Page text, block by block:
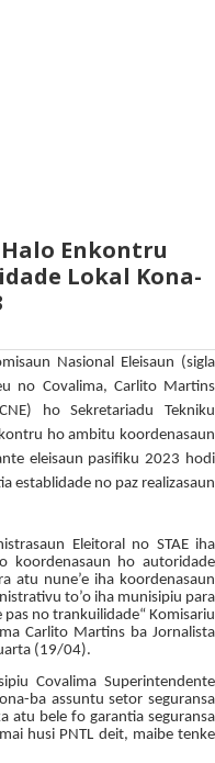
Halo Enkontru
Lokal Kona-
Nasional Eleisaun (sigla
no Covalima, Carlito Martins
ho Sekretariadu Tekniku
ho ambitu koordenasaun
eleisaun pasifiku 2023 hodi
establidade no paz realizasaun
Eleitoral no STAE iha
koordenasaun ho autoridade
atu nune’e iha koordenasaun
to’o iha munisipiu para
no trankuilidade“ Komisariu
Carlito Martins ba Jornalista
(19/04).
Covalima Superintendente
ba assuntu setor seguransa
atu bele fo garantia seguransa
husi PNTL deit, maibe tenke